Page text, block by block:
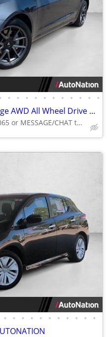
• • • • • • • • • • •
2021 Tesla Model 3 Long Range AWD All Wheel Drive Electric AUTONATION
Call (844) 311-7065 or MESSAGE/CHAT to confirm availability
• • • • • • • • • • •